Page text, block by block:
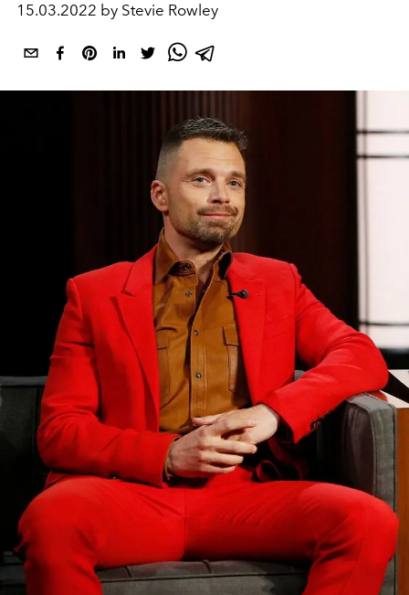
15.03.2022 by Stevie Rowley